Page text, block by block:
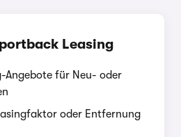
Leasing
Angebote für Neu- oder
oder Entfernung